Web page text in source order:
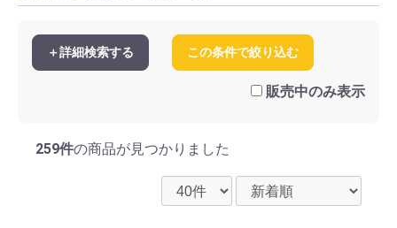
＋詳細検索する この条件で絞り込む
販売中のみ表示
259件の商品が見つかりました